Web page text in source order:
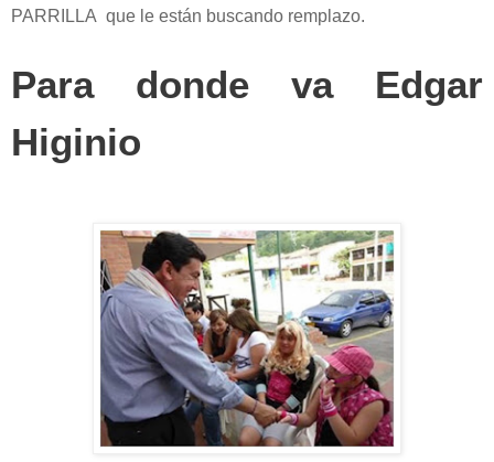
PARRILLA que le están buscando remplazo.
Para donde va Edgar
Higinio